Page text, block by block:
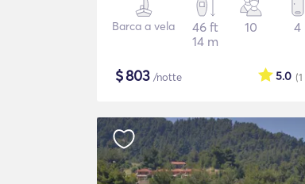
Barca a vela
46 ft
14 m
10 4
$803 /notte (1
5.0